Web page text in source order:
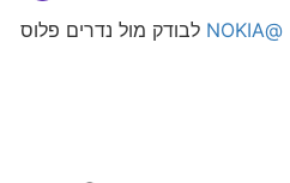
@NOKIA לבודק מול נדרים פלוס